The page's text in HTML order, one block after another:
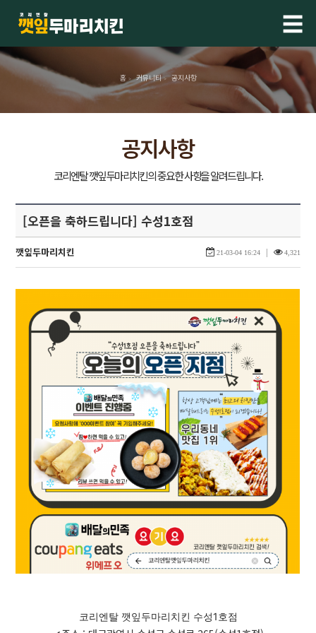
☰
홈 > 커뮤니티 > 공지사항
공지사항
[오픈을 축하드립니다] 수성1호점
깻잎두마리치킨 21-03-04 16:24 | 4,321
코리엔탈 깻잎두마리치킨 수성1호점